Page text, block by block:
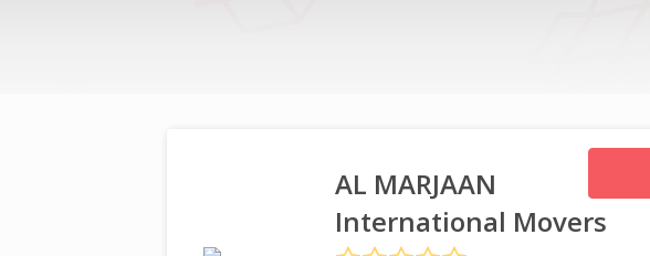
AL MARJAAN
International Movers